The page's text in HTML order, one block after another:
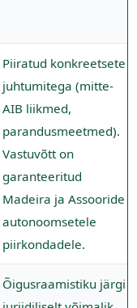
Piiratud konkreetsete
juhtumitega (mitte-
AIB liikmed,
parandusmeetmed).
Vastuvõtt on
garanteeritud
Madeira ja Assooride
autonoomsetele
piirkondadele.
Õigusraamistiku järgi